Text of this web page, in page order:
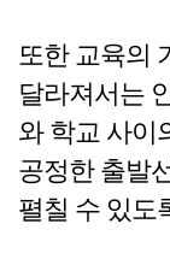
또한 교육의
달라져서는
와 학교 사이
공정한 출발
펼칠 수 있도